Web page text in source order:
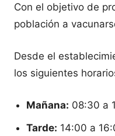
Con el objetivo de
población a
Desde el
los siguientes
Mañana: 08:30 a
Tarde: 14:00 a